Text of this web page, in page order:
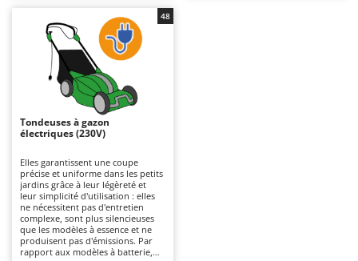
Bancs de scie pour le bois - Scies à bûches
Barbecues
Bennes pour tracteur
Brosses pour sols extérieurs
Brouettes à moteur
Broyeurs à axe horizontal pour tracteur
Butteurs pour tracteur
C
Chargeurs de batterie - Démarreurs
Charrues pour tracteur
Ardes
Argo
Ariete
Attila
Ausonia
Awelco
B
Baesso
Bahco
puissance supérieure et leur
capacité à affronter une herbe
plus dense. Pour les maintenir
efficaces, il est nécessaire de
contrôler régulièrement le filtre à
air, l’huile et les bougies.
Tondeuses à gazon
électriques (230V)
Elles garantissent une coupe
précise et uniforme dans les petits
jardins grâce à leur légèreté et
leur simplicité d'utilisation : elles
ne nécessitent pas d'entretien
complexe, sont plus silencieuses
que les modèles à essence et ne
produisent pas d'émissions. Par
rapport aux modèles à batterie,
48